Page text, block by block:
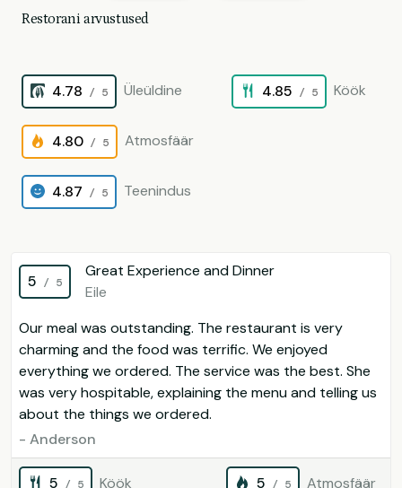
Restorani arvustused
4.78 / 5 Üleüldine 4.85 / 5 Köök
4.80 / 5 Atmosfäär
4.87 / 5 Teenindus
5 / 5
Great Experience and Dinner
Eile
Our meal was outstanding. The restaurant is very
charming and the food was terrific. We enjoyed
everything we ordered. The service was the best. She
was very hospitable, explaining the menu and telling us
about the things we ordered.
- Anderson
5 / 5 Köök 5 / 5 Atmosfäär